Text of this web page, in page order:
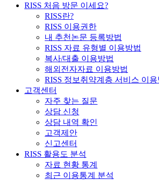
RISS 처음 방문 이세요?
RISS란?
RISS 이용권한
내 추천논문 등록방법
RISS 자료 유형별 이용방법
복사/대출 이용방법
해외전자자료 이용방법
RISS 정보취약계층 서비스 이용
고객센터
자주 찾는 질문
상담 신청
상담 내역 확인
고객제안
신고센터
RISS 활용도 분석
자료 현황 통계
최근 이용통계 분석